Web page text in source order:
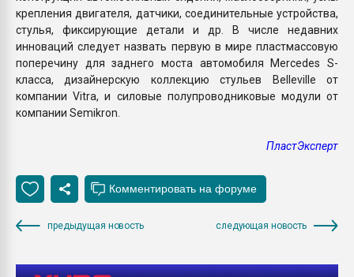
крепления двигателя, датчики, соединительные устройства,
стулья, фиксирующие детали и др. В числе недавних
инноваций следует назвать первую в мире пластмассовую
поперечину для заднего моста автомобиля Mercedes S-
класса, дизайнерскую коллекцию стульев Belleville от
компании Vitra, и силовые полупроводниковые модули от
компании Semikron.
ПластЭксперт
предыдущая новость следующая новость